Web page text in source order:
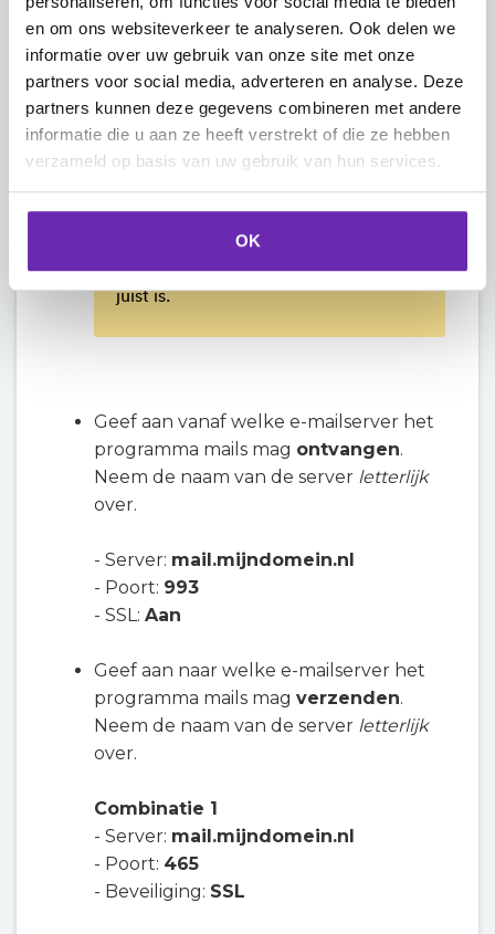
en om ons websiteverkeer te analyseren. Ook delen we
informatie over uw gebruik van onze site met onze
partners voor social media, adverteren en analyse. Deze
partners kunnen deze gegevens combineren met andere
informatie die u aan ze heeft verstrekt of die ze hebben
verzameld op basis van uw gebruik van hun services.
OK
Let op:de tekst die je in het
wachtwoordveld intikt, is niet
zichtbaar. Daardoor kan je gemakkelijk
typefouten maken zonder dat je het
doorhebt. Controleer daarom goed of
je het juiste wachtwoord hebt
ingevuld. Je kan dit dubbelchecken
door in te loggen op dewebmail met
hetzelfde e-mailadres en wachtwoord.
Zo weet je zeker dat het wachtwoord
juist is.
Geef aan vanaf welke e-mailserver het
programma mails mag ontvangen.
Neem de naam van de server letterlijk
over.
- Server: mail.mijndomein.nl
- Poort: 993
- SSL: Aan
Geef aan naar welke e-mailserver het
programma mails mag verzenden.
Neem de naam van de server letterlijk
over.
Combinatie 1
- Server: mail.mijndomein.nl
- Poort: 465
- Beveiliging: SSL